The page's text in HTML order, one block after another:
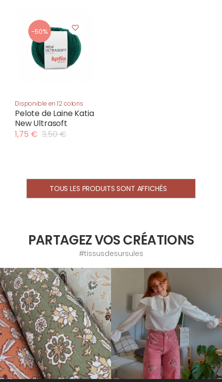
-50%
Disponible en 12 coloris
Pelote de Laine Katia
New Ultrasoft
1,75 € 3,50 €
TOUS LES PRODUITS SONT AFFICHÉS
PARTAGEZ VOS CRÉATIONS
#tissusdesursules